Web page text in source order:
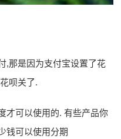
,那是因为支付宝设置了花
呗关了.
才可以使用的. 有些产品你
钱可以使用分期